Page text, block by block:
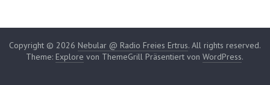
Copyright © 2026 Nebular @ Radio Freies Ertrus. All rights reserved.
Theme: Explore von ThemeGrill Präsentiert vonWordPress.